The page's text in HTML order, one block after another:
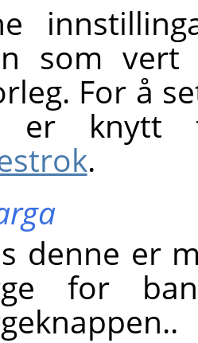
som
For å
er knytt
.
denne er
for